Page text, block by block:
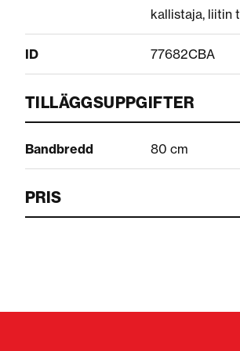
kallistaja, liitin
ID 77682CBA
TILLÄGGSUPPGIFTER
Bandbredd 80 cm
PRIS